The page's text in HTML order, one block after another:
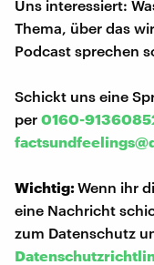
Uns interessiert:
Thema, über das
Podcast sprechen
Schickt uns eine
per 0160-
Wichtig:Wenn ihr
eine Nachricht
zum Datenschutz